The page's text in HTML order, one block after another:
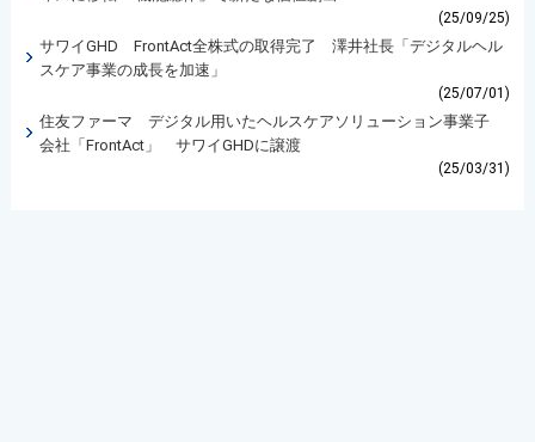
(25/09/25)
サワイGHD FrontAct全株式の取得完了 澤井社長「デジタルヘル
スケア事業の成長を加速」
(25/07/01)
住友ファーマ デジタル用いたヘルスケアソリューション事業子
会社「FrontAct」 サワイGHDに譲渡
(25/03/31)